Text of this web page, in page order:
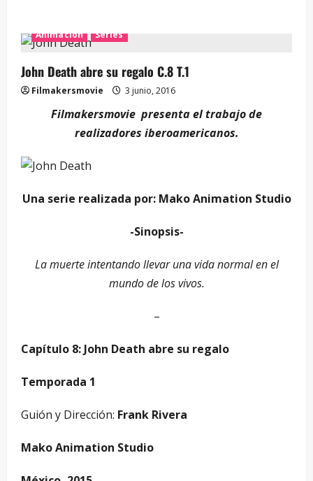
Animación Series
John Death abre su regalo C.8 T.1
Filmakersmovie 3 junio, 2016
Filmakersmovie presenta el trabajo de
realizadores iberoamericanos.
Una serie realizada por: Mako Animation Studio
-Sinopsis-
La muerte intentando llevar una vida normal en el
mundo de los vivos.
–
Capítulo 8: John Death abre su regalo
Temporada 1
Guión y Dirección: Frank Rivera
Mako Animation Studio